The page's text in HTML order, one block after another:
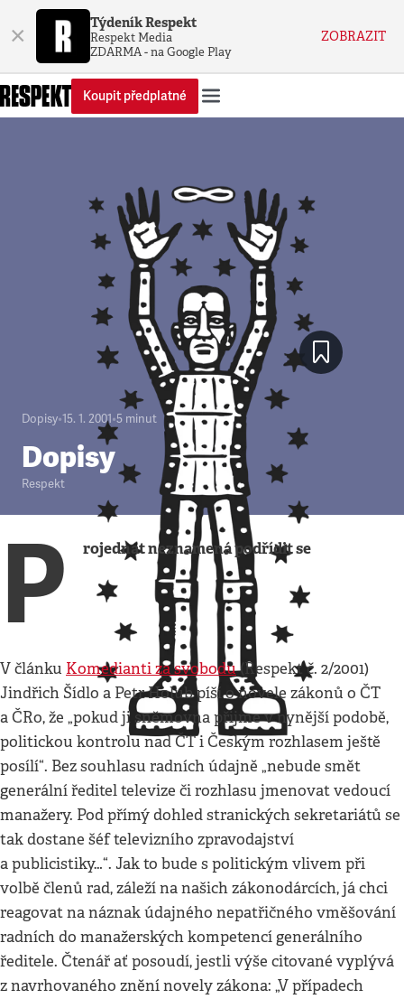
× Týdeník Respekt
Respekt Media
ZDARMA - na Google Play
ZOBRAZIT
Koupit předplatné
Dopisy•15. 1. 2001•5 minut
Dopisy
Respekt
P rojednat neznamená podřídit se
V článku Komedianti za svobodu(Respekt č. 2/2001)
Jindřich Šídlo a Petr Holub píší o novele zákonů o ČT
a ČRo, že „pokud ji sněmovna přijme v nynější podobě,
politickou kontrolu nad ČT i Českým rozhlasem ještě
posílí“. Bez souhlasu radních údajně „nebude smět
generální ředitel televize či rozhlasu jmenovat vedoucí
manažery. Pod přímý dohled stranických sekretariátů se
tak dostane šéf televizního zpravodajství
a publicistiky…“. Jak to bude s politickým vlivem při
volbě členů rad, záleží na našich zákonodárcích, já chci
reagovat na náznak údajného nepatřičného vměšování
radních do manažerských kompetencí generálního
ředitele. Čtenář ať posoudí, jestli výše citované vyplývá
z navrhovaného znění novely zákona: „V případech